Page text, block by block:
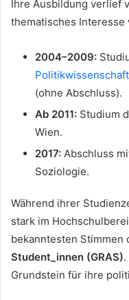
Ihre Ausbildung verlief
thematisches Interesse
2004–2009:
Politikwissenschaft
(ohne Abschluss).
Ab 2011: Studium
Wien.
2017: Abschluss
Soziologie.
Während ihrer
stark im
bekanntesten Stimmen
Student_innen (GRAS)
Grundstein für ihre